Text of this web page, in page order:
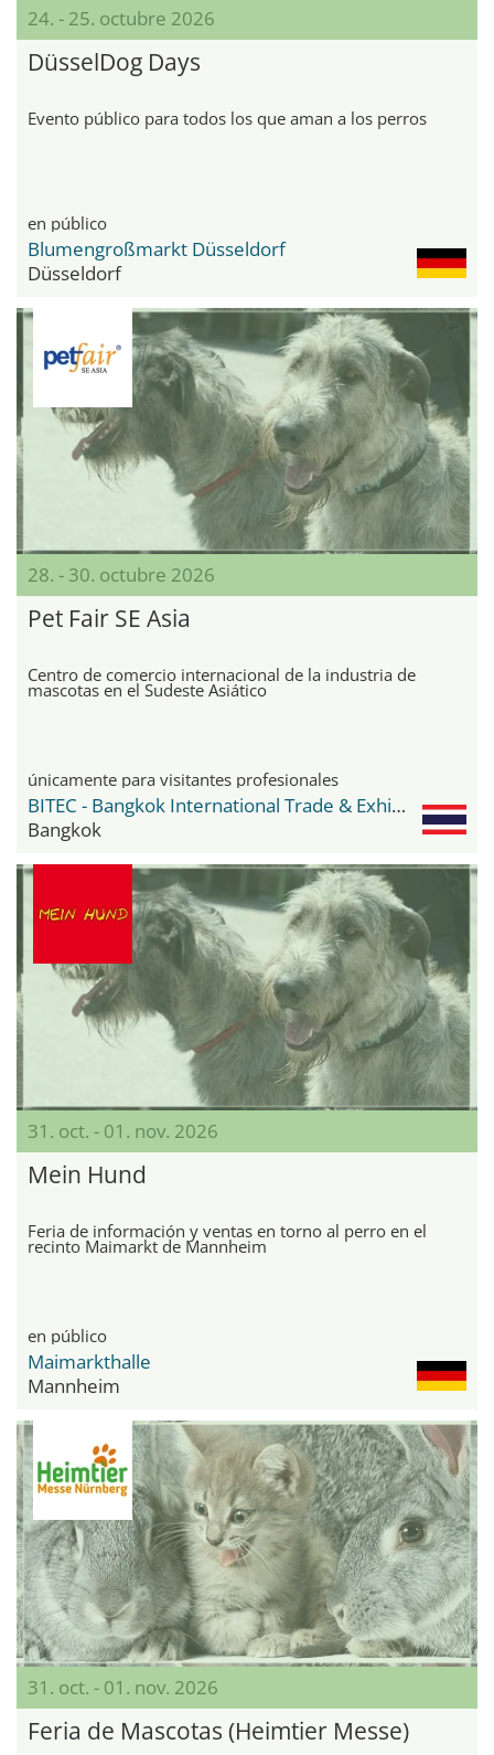
24. - 25. octubre 2026
DüsselDog Days
Evento público para todos los que aman a los perros
en público
Blumengroßmarkt Düsseldorf
Düsseldorf
28. - 30. octubre 2026
Pet Fair SE Asia
Centro de comercio internacional de la industria de
mascotas en el Sudeste Asiático
únicamente para visitantes profesionales
BITEC - Bangkok International Trade & Exhibition Center
Bangkok
31. oct. - 01. nov. 2026
Mein Hund
Feria de información y ventas en torno al perro en el
recinto Maimarkt de Mannheim
en público
Maimarkthalle
Mannheim
31. oct. - 01. nov. 2026
Feria de Mascotas (Heimtier Messe)